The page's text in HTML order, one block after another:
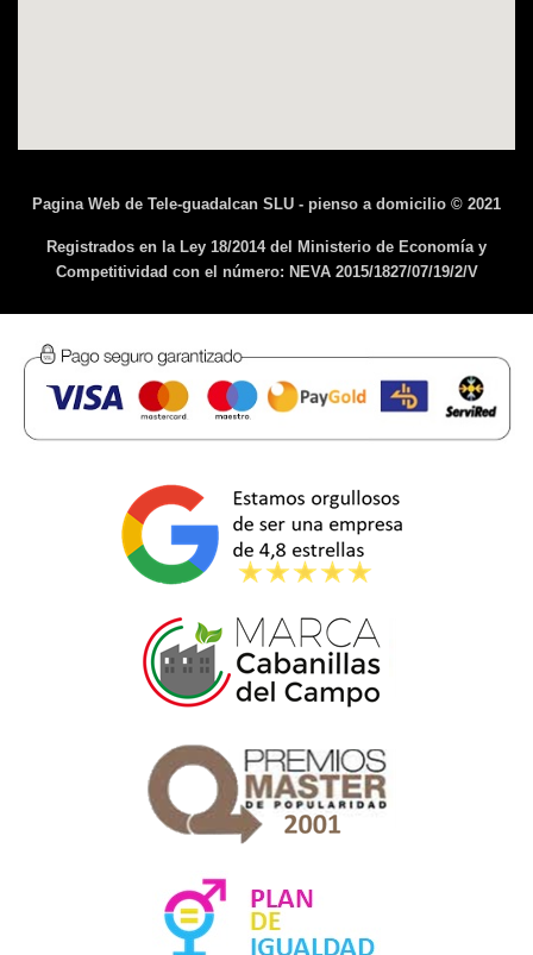
Pagina Web de Tele-guadalcan SLU - pienso a domicilio © 2021
Registrados en la Ley 18/2014 del Ministerio de Economía y
Competitividad con el número: NEVA 2015/1827/07/19/2/V